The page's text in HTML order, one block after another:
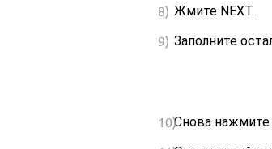
Жмите NEXT.
Заполните
Снова нажмите